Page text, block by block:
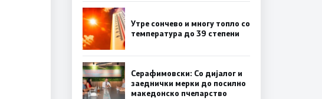
Утре сончево и многу топло со
температура до 39 степени
Серафимовски: Со дијалог и
заеднички мерки до посилно
македонско пчеларство